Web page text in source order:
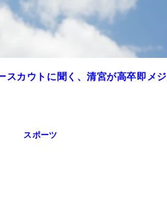
スカウトに聞く、清宮が高卒即メジ
スポーツ